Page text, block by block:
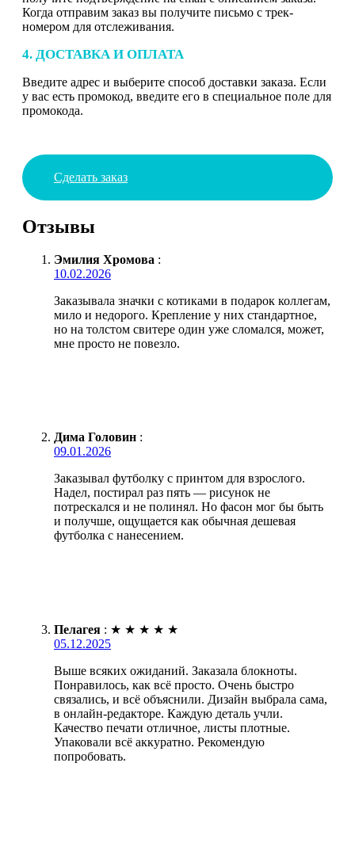
Когда отправим заказ вы получите письмо с трек-
номером для отслеживания.
4. ДОСТАВКА И ОПЛАТА
Введите адрес и выберите способ доставки заказа. Если
у вас есть промокод, введите его в специальное поле для
промокода.
Сделать заказ
Отзывы
Эмилия Хромова :
10.02.2026
Заказывала значки с котиками в подарок коллегам,
мило и недорого. Крепление у них стандартное,
но на толстом свитере один уже сломался, может,
мне просто не повезло.
Дима Головин :
09.01.2026
Заказывал футболку с принтом для взрослого.
Надел, постирал раз пять — рисунок не
потрескался и не полинял. Но фасон мог бы быть
и получше, ощущается как обычная дешевая
футболка с нанесением.
Пелагея : ★ ★ ★ ★ ★
05.12.2025
Выше всяких ожиданий. Заказала блокноты.
Понравилось, как всё просто. Очень быстро
связались, и всё объяснили. Дизайн выбрала сама,
в онлайн-редакторе. Каждую деталь учли.
Качество печати отличное, листы плотные.
Упаковали всё аккуратно. Рекомендую
попробовать.